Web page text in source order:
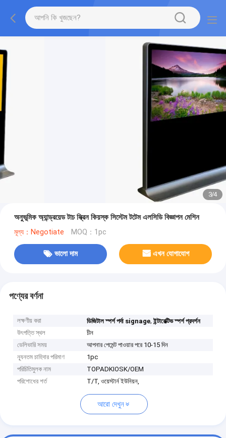
3/4
অনুভূমিক অ্যান্ড্রয়েড টাচ স্ক্রিন কিয়স্ক সিস্টেম টটেম এলসিডি বিজ্ঞাপন মেশিন
মূল্য：Negotiate MOQ：1pc
ভালো দাম এখন যোগাযোগ
পণ্যের বর্ণনা
লক্ষণীয় করা ডিজিটাল স্পর্শ পর্দা signage,ইন্টারেক্টিভ স্পর্শ প্রদর্শন
উৎপত্তি স্থল
চীন
ডেলিভারি সময়
আপনার পেমেন্ট পাওয়ার পরে 10-15 দিন
ন্যূনতম চাহিদার পরিমাণ
1pc
পরিচিতিমুলক নাম
TOPADKIOSK/OEM
পরিশোধের শর্ত
T/T, ওয়েস্টার্ন ইউনিয়ন,
আরো দেখুন